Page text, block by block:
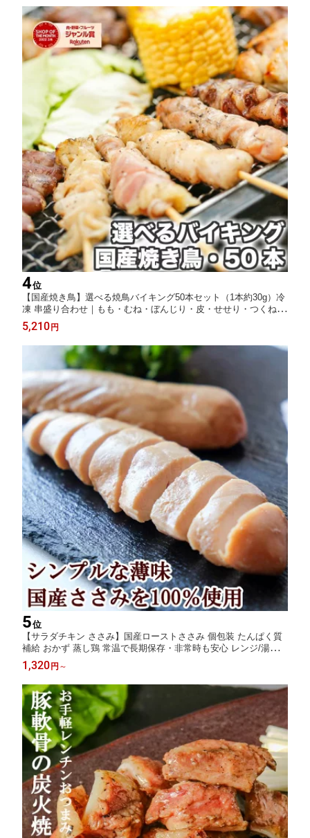
4位
【国産焼き鳥】選べる焼鳥バイキング50本セット（1本約30g）冷
凍 串盛り合わせ｜もも・むね・ぼんじり・皮・せせり・つくね・
レバー｜BBQ/バーベキュー/キャンプ/家飲み/イベント/学園祭｜
お取り寄せ・業務用にも 送料無料
5,210 円
5位
【サラダチキン ささみ】国産ローストささみ 個包装 たんぱく質
補給 おかず 蒸し鶏 常温で長期保存・非常時も安心 レンジ/湯せん
で即食卓、オフィス飯や夜食に 糖質控えめ・脂質ひかえめでボデ
ィメイク ダイエット 向き 単身赴任の差し入れ/まとめ買い/ポイン
ト消化にも
1,320 円 ～